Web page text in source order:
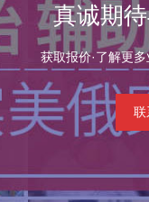
真诚期
获取报价·了解更
联